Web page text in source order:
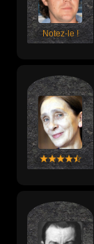
Notez-le !